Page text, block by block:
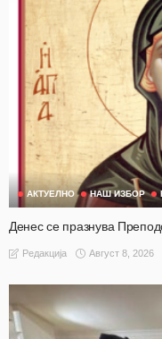
АКТУЕЛНО НАШ ИЗБОР
Денес се празнува
Редакција Август 8, 2026